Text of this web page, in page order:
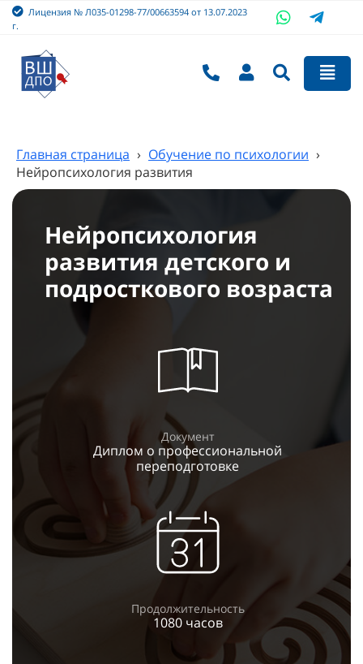
Лицензия № Л035-01298-77/00663594 от 13.07.2023
г.
Главная страница › Обучение по психологии ›
Нейропсихология развития
Нейропсихология
развития детского и
подросткового возраста
Документ
Диплом о профессиональной
переподготовке
Продолжительность
1080 часов